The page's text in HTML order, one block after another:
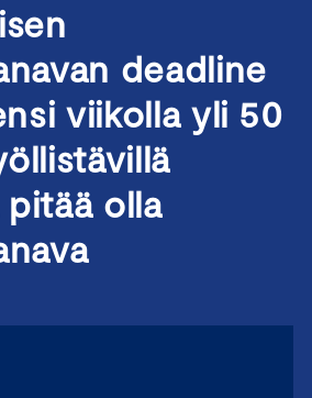
deadline
viikolla yli 50
olla